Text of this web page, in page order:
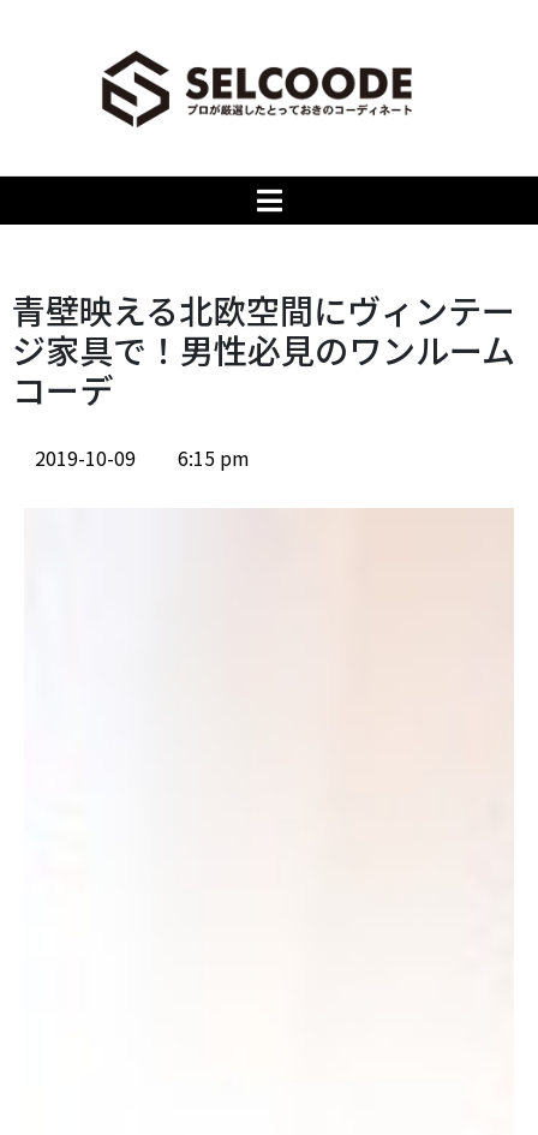
青壁映える北欧空間にヴィンテー
ジ家具で！男性必見のワンルーム
コーデ
2019-10-09 6:15 pm